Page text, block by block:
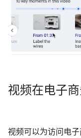
视频在电子
视频可以为访问电